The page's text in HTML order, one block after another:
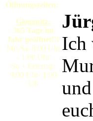
Öffnungszeiten:
Gloggnitz:
365 Tage im
Jahr geöffnet!!!
Mo-Sa: 8:00 Uhr
- 1:00 Uhr
So + Feiertag:
9:00 Uhr- 1:00
Uh
Ich